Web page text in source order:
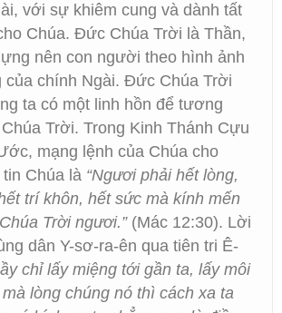
với sự khiêm cung và dành tất
Chúa. Đức Chúa Trời là Thần,
nên con người theo hình ảnh
của chính Ngài. Đức Chúa Trời
ta có một linh hồn để tương
Trời. Trong Kinh Thánh Cựu
mạng lệnh của Chúa cho
Chúa là “Ngươi phải hết lòng,
trí khôn, hết sức mà kính mến
Trời ngươi.”(Mác 12:30). Lời
dân Y-sơ-ra-ên qua tiên tri Ê-
chỉ lấy miệng tới gần ta, lấy môi
lòng chúng nó thì cách xa ta